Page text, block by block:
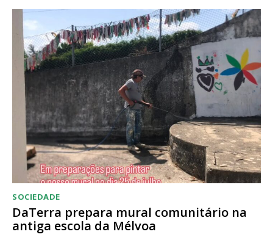
Acesso ao conteúdo online
Acesso aos conteúdos Exclusivos para
assinantes
Ofertas para assinatura anual
Escolha o plano
SOCIEDADE
DaTerra prepara mural comunitário na
antiga escola da Mélvoa